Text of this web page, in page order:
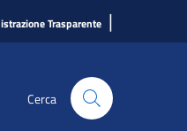
Trasparente |
Cerca